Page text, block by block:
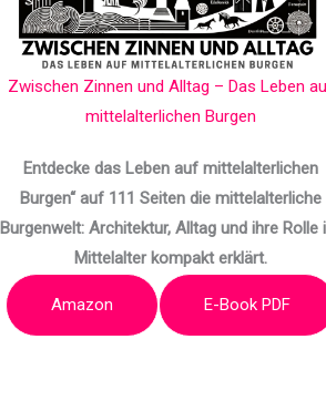
Zwischen Zinnen und Alltag – Das Leben
mittelalterlichen Burgen
Entdecke das Leben auf mittelalterlichen
Burgen“ auf 111 Seiten die mittelalterliche
Burgenwelt: Architektur, Alltag und ihre Rolle
Mittelalter kompakt erklärt.
Amazon E-Book PDF